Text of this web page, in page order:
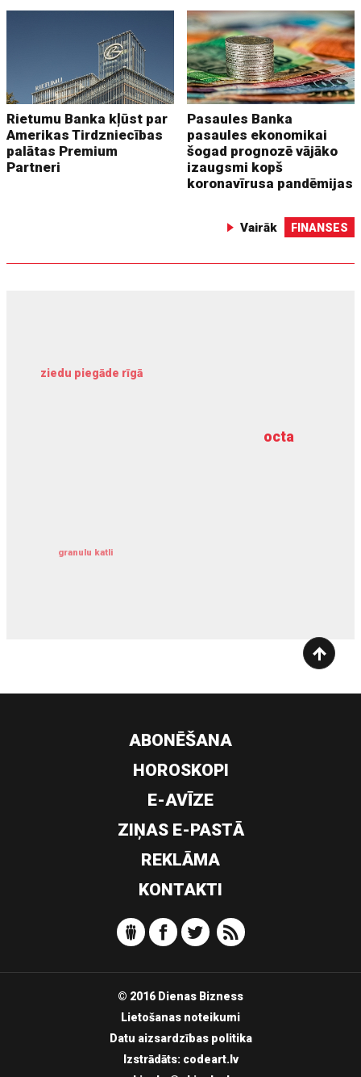
Rietumu Banka kļūst par
Amerikas Tirdzniecības
palātas Premium
Partneri
Pasaules Banka
pasaules ekonomikai
šogad prognozē vājāko
izaugsmi kopš
koronavīrusa pandēmijas
Vairāk FINANSES
octa
ziedu piegāde rīgā
granulu katli
dziļurbums
ABONĒŠANA
HOROSKOPI
E-AVĪZE
ZIŅAS E-PASTĀ
REKLĀMA
KONTAKTI
© 2016 Dienas Bizness
Lietošanas noteikumi
Datu aizsardzības politika
Izstrādāts: codeart.lv